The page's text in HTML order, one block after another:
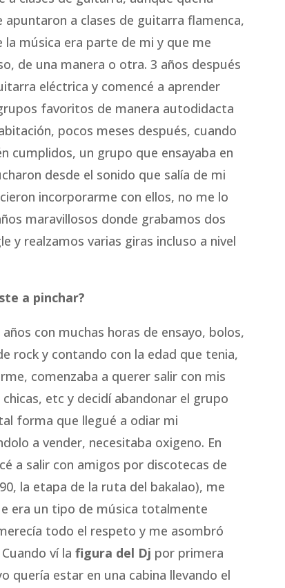
apuntaron a clases de guitarra flamenca,
la música era parte de mi y que me
de una manera o otra. 3 años después
eléctrica y comencé a aprender
favoritos de manera autodidacta
pocos meses después, cuando
cumplidos, un grupo que ensayaba en
desde el sonido que salía de mi
incorporarme con ellos, no me lo
maravillosos donde grabamos dos
y realzamos varias giras incluso a nivel
a pinchar?
con muchas horas de ensayo, bolos,
rock y contando con la edad que tenia,
comenzaba a querer salir con mis
etc y decidí abandonar el grupo
forma que llegué a odiar mi
a vender, necesitaba oxigeno. En
a salir con amigos por discotecas de
la etapa de la ruta del bakalao), me
era un tipo de música totalmente
todo el respeto y me asombró
ví lafigura del Dj por primera
quería estar en una cabina llevando el